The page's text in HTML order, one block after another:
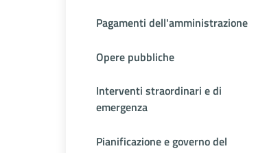
Pagamenti dell'amministrazione
Opere pubbliche
Interventi straordinari e di
emergenza
Pianificazione e governo del